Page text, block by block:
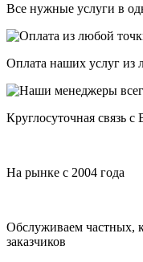
Все нужные услуги в
Оплата наших услуг из
Круглосуточная связь
На рынке с 2004 года
Обслуживаем частных,
заказчиков